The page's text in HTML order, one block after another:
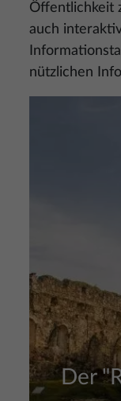
Öffentlichkeit
auch
nützlichen
Der